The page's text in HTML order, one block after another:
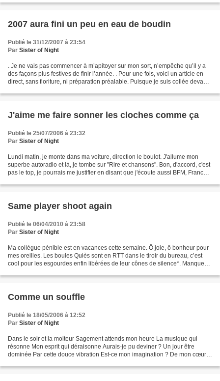
2007 aura fini un peu en eau de boudin
Publié le 31/12/2007 à 23:54
Par Sister of Night
. Je ne vais pas commencer à m’apitoyer sur mon sort, n’empêche qu’il y a
des façons plus festives de finir l’année. . Pour une fois, voici un article en
direct, sans fioriture, ni préparation préalable. Puisque je suis collée devant
J'aime me faire sonner les cloches comme ça
Publié le 25/07/2006 à 23:32
Par Sister of Night
Lundi matin, je monte dans ma voiture, direction le boulot. J'allume mon
superbe autoradio et là, je tombe sur "Rire et chansons". Bon, d'accord, c'est
pas le top, je pourrais me justifier en disant que j'écoute aussi BFM, France
Same player shoot again
Publié le 06/04/2010 à 23:58
Par Sister of Night
Ma collègue pénible est en vacances cette semaine. Ô joie, ô bonheur pour
mes oreilles. Les boules Quiès sont en RTT dans le tiroir du bureau, c’est
cool pour les esgourdes enfin libérées de leur cônes de silence*. Manque
Comme un souffle
Publié le 18/05/2006 à 12:52
Par Sister of Night
Dans le soir et la moiteur Sagement attends mon heure La musique qui
résonne Mon esprit qui déraisonne Aurais-je pu deviner ? Un jour être
dominée Par cette douce vibration Est-ce mon imagination ? De mon cœur,